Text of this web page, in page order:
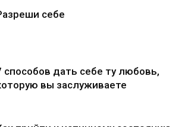
себе
способов дать себе ту любовь,
вы заслуживаете